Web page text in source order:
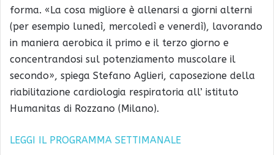
forma. «La cosa migliore è allenarsi a giorni alterni
(per esempio lunedì, mercoledì e venerdì), lavorando
in maniera aerobica il primo e il terzo giorno e
concentrandosi sul potenziamento muscolare il
secondo», spiega Stefano Aglieri, caposezione della
riabilitazione cardiologia respiratoria all’ istituto
Humanitas di Rozzano (Milano).
LEGGI IL PROGRAMMA SETTIMANALE